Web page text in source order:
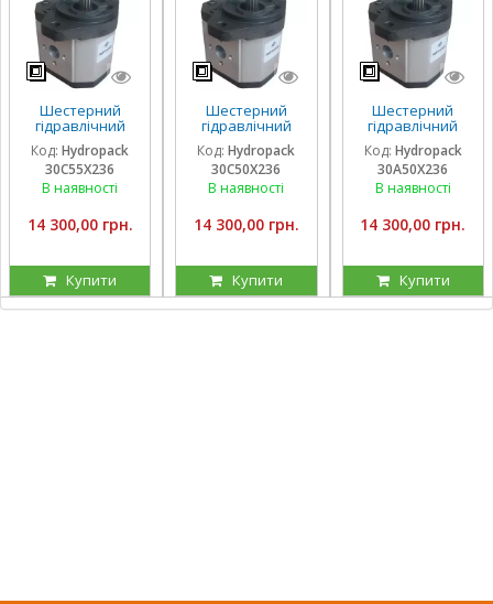
Шестерний
гідравлічний
насос Hydropack
30C55X236 (55
см3) правого
обертання
Код: Hydropack
30C55X236
В наявності
14 300,00 грн.
Купити
Шестерний
гідравлічний
насос Hydropack
30C50X236 (50
см3) правого
обертання
Код: Hydropack
30C50X236
В наявності
14 300,00 грн.
Купити
Шестерний
гідравлічний
насос Hydropack
30A50X236 (50
см3) лівого
обертання
Код: Hydropack
30A50X236
В наявності
14 300,00 грн.
Купити